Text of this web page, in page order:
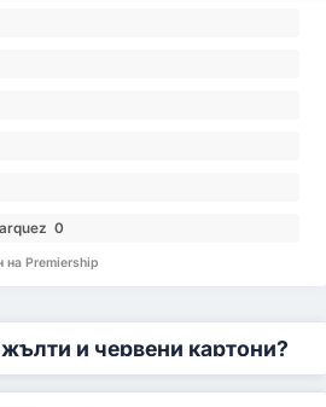
0
на Premiership
и червени картони?